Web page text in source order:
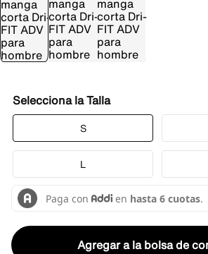
Talla
S
L
Agregar a la bolsa de